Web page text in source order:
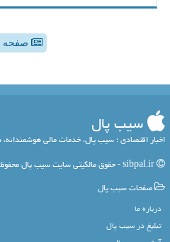
صفحه
سیب پال
اخبار اقتصادی ؛ سیب پال، خدمات مالی
صفحات سیب پال
درباره ما
تبلیغ در سیب پال